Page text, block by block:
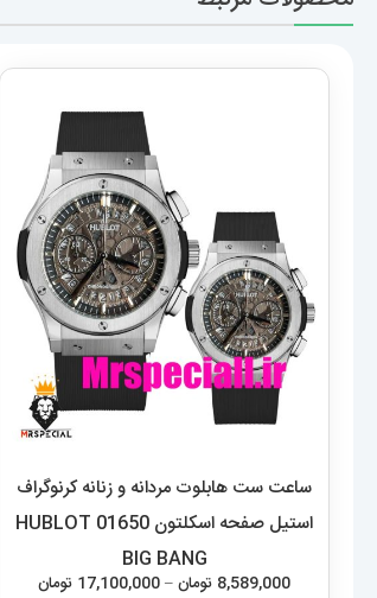
ساعت ست هابلوت مردانه و زنانه کرنوگراف
استیل صفحه اسکلتون 01650 HUBLOT
BIG BANG
8,589,000 تومان–
17,100,000 تومانمحدوده